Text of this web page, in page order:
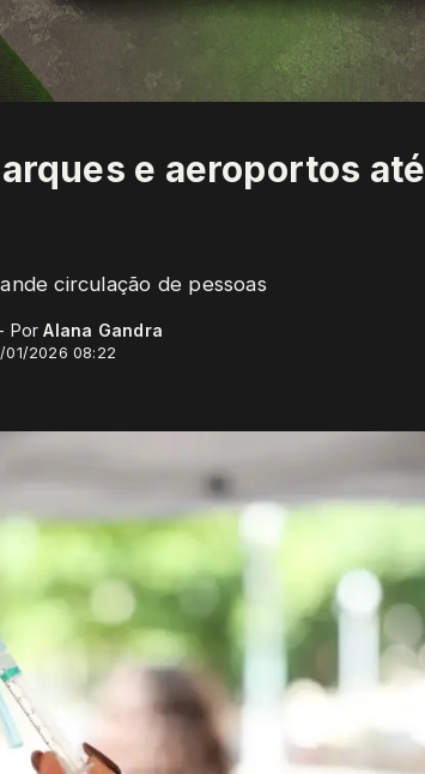
e aeroportos até
circulação de pessoas
PorAlana Gandra
01/2026 08:22